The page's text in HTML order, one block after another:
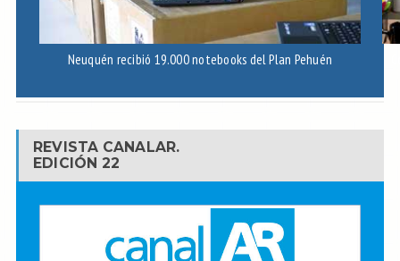
Neuquén recibió 19.000 notebooks del Plan Pehuén
REVISTA CANALAR.
EDICIÓN 22